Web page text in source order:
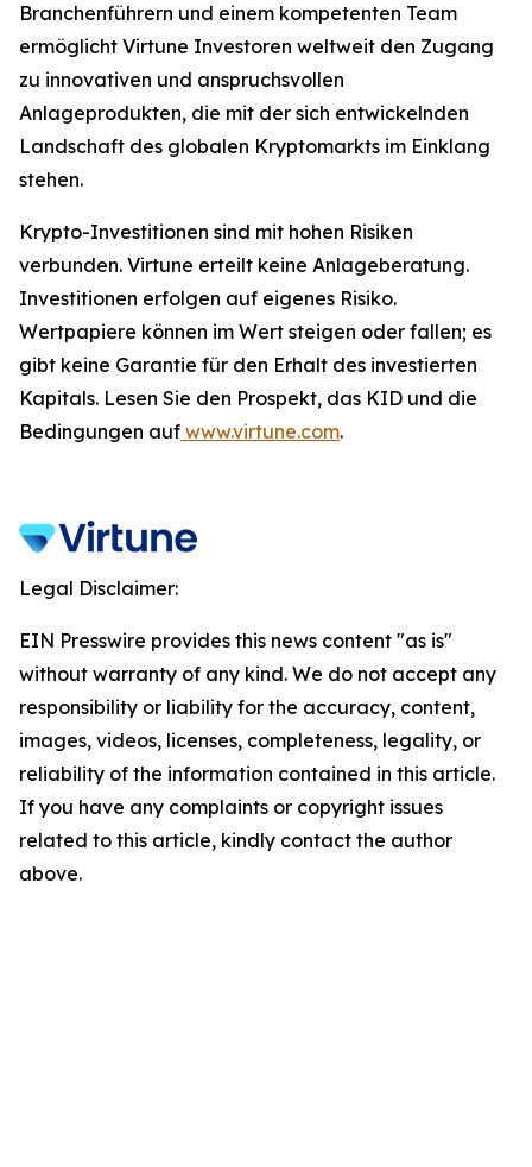
Branchenführern und einem kompetenten Team
ermöglicht Virtune Investoren weltweit den Zugang
zu innovativen und anspruchsvollen
Anlageprodukten, die mit der sich entwickelnden
Landschaft des globalen Kryptomarkts im Einklang
stehen.
Krypto-Investitionen sind mit hohen Risiken
verbunden. Virtune erteilt keine Anlageberatung.
Investitionen erfolgen auf eigenes Risiko.
Wertpapiere können im Wert steigen oder fallen; es
gibt keine Garantie für den Erhalt des investierten
Kapitals. Lesen Sie den Prospekt, das KID und die
Bedingungen auf www.virtune.com.
Legal Disclaimer:
EIN Presswire provides this news content "as is"
without warranty of any kind. We do not accept any
responsibility or liability for the accuracy, content,
images, videos, licenses, completeness, legality, or
reliability of the information contained in this article.
If you have any complaints or copyright issues
related to this article, kindly contact the author
above.